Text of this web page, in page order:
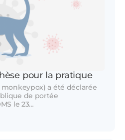
pour la pratique
a été déclarée
de portée
le 23…